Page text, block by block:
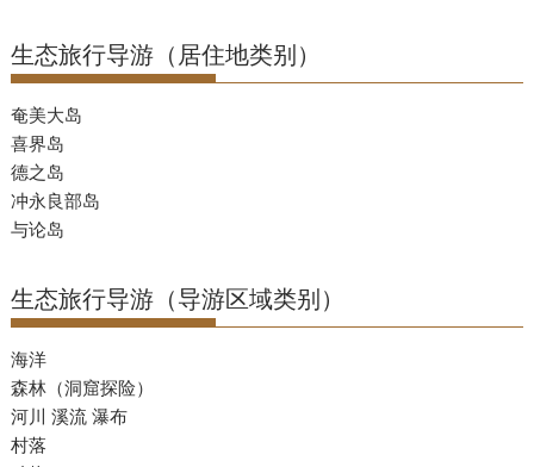
生态旅行导游（居住地类别）
奄美大岛
喜界岛
德之岛
冲永良部岛
与论岛
生态旅行导游（导游区域类别）
海洋
森林（洞窟探险）
河川 溪流 瀑布
村落